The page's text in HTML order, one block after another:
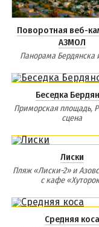
Поворотная веб-
АЗМОЛ
Панорама Бердянска
Беседка
Приморская площадь,
сцена
Лиски
Пляж «Лиски-2» и
с кафе
Средняя коса